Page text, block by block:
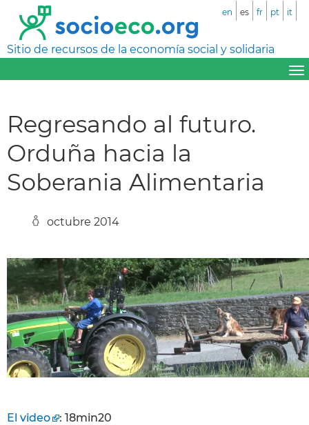
Sitio de recursos de la economía social y solidaria
en es fr pt it
Regresando al futuro.
Orduña hacia la
Soberania Alimentaria
octubre 2014
El video : 18min20